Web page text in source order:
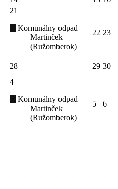
21
Komunálny odpad
Martinček
(Ružomberok)
22 23
28 29 30
4
Komunálny odpad
Martinček
(Ružomberok)
5 6